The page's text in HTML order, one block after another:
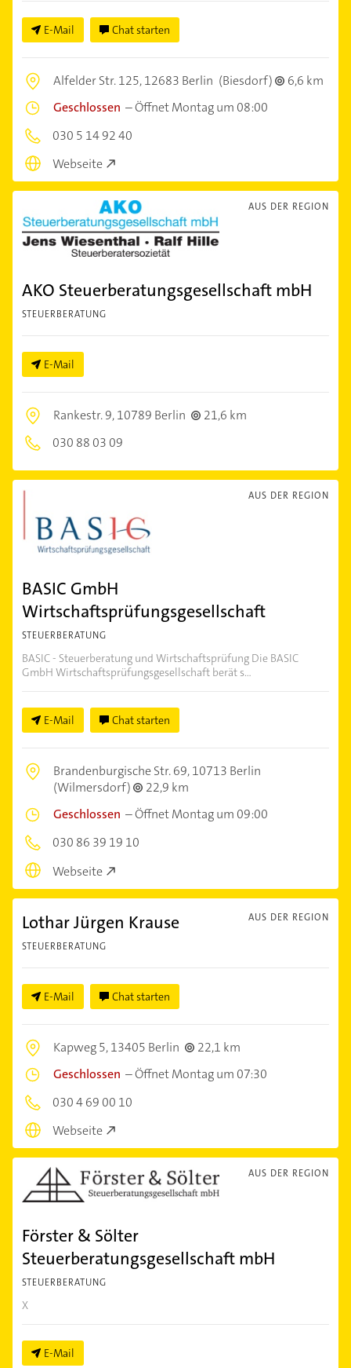
E-Mail Chat starten
Alfelder Str. 125,12683 Berlin (Biesdorf)
6,6 km
Geschlossen –Öffnet Montag um 08:00
030 5 14 92 40
Webseite
AUS DER REGION
AKO Steuerberatungsgesellschaft mbH
STEUERBERATUNG
E-Mail
Rankestr. 9,10789 Berlin
21,6 km
030 88 03 09
AUS DER REGION
BASIC GmbH
Wirtschaftsprüfungsgesellschaft
STEUERBERATUNG
BASIC - Steuerberatung und Wirtschaftsprüfung Die BASIC
GmbH Wirtschaftsprüfungsgesellschaft berät s...
E-Mail Chat starten
Brandenburgische Str. 69,10713 Berlin
(Wilmersdorf)
22,9 km
Geschlossen –Öffnet Montag um 09:00
030 86 39 19 10
Webseite
AUS DER REGION
Lothar Jürgen Krause
STEUERBERATUNG
E-Mail Chat starten
Kapweg 5,13405 Berlin
22,1 km
Geschlossen –Öffnet Montag um 07:30
030 4 69 00 10
Webseite
AUS DER REGION
Förster & Sölter
Steuerberatungsgesellschaft mbH
STEUERBERATUNG
X
E-Mail